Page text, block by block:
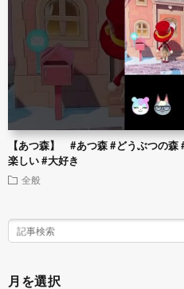
【あつ森】 #あつ森 #どうぶつの
楽しい #大好き
全般
月を選択